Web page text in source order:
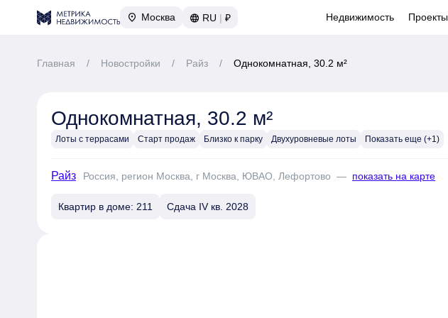
Москва RU | ₽ Недвижимость Проекты
Главная / Новостройки / Райз / Однокомнатная, 30.2 м²
Однокомнатная, 30.2 м²
Лоты с террасами Старт продаж Близко к парку Двухуровневые лоты Показать еще (+1)
Райз Россия, регион Москва, г Москва, ЮВАО, Лефортово — показать на карте
Квартир в доме: 211 Сдача IV кв. 2028